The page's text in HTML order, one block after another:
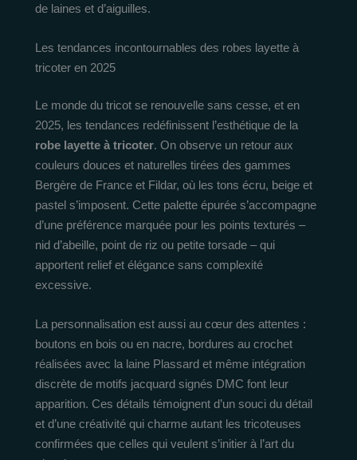
de laines et d’aiguilles.
Les tendances incontournables des robes layette à
tricoter en 2025
Le monde du tricot se renouvelle sans cesse, et en
2025, les tendances redéfinissent l’esthétique de la
robe layette à tricoter. On observe un retour aux
couleurs douces et naturelles tirées des gammes
Bergère de France et Fildar, où les tons écru, beige et
pastel s’imposent. Cette palette épurée s’accompagne
d’une préférence marquée pour les points texturés –
nid d’abeille, point de riz ou petite torsade – qui
apportent relief et élégance sans complexité
excessive.
La personnalisation est aussi au cœur des attentes :
boutons en bois ou en nacre, bordures au crochet
réalisées avec la laine Plassard et même intégration
discrète de motifs jacquard signés DMC font leur
apparition. Ces détails témoignent d’un souci du détail
et d’une créativité qui charme autant les tricoteuses
confirmées que celles qui veulent s’initier à l’art du